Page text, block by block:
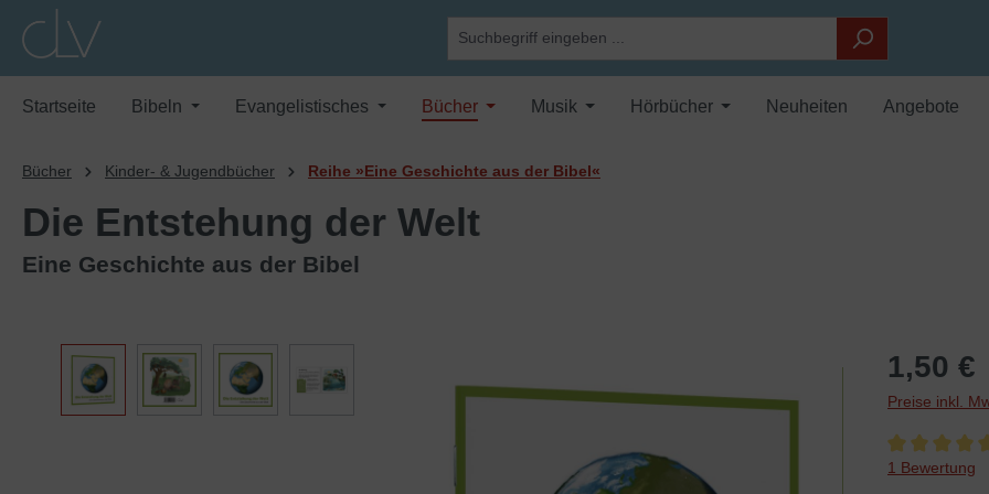
Zur Hauptnavigation springen
Startseite Bibeln Evangelistisches Bücher Musik Hörbücher Neuheiten Angebote
Bücher Kinder- & Jugendbücher Reihe »Eine Geschichte aus der Bibel«
Die Entstehung der Welt
Eine Geschichte aus der Bibel
Bildergalerie überspringen 1,50 €
Preise inkl.
1 Bewertung